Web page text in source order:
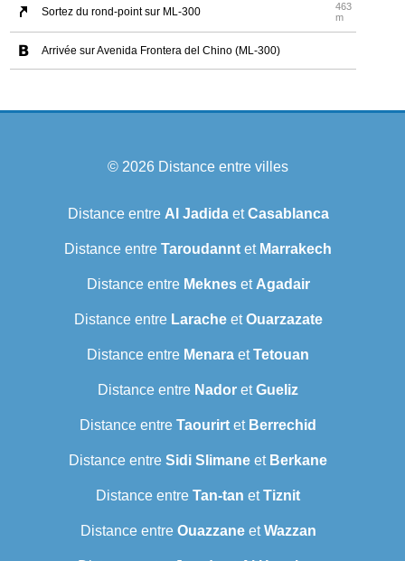
Sortez du rond-point sur ML-300
463
m
Arrivée sur Avenida Frontera del Chino (ML-300)
© 2026 Distance entre villes
Distance entre Al JadidaetCasablanca
Distance entre Taroudannt et Marrakech
Distance entre Mekneset Agadair
Distance entre LaracheetOuarzazate
Distance entre Menara etTetouan
Distance entre Nador etGueliz
Distance entre Taourirt et Berrechid
Distance entre Sidi Slimane et Berkane
Distance entre Tan-tan etTiznit
Distance entre OuazzaneetWazzan